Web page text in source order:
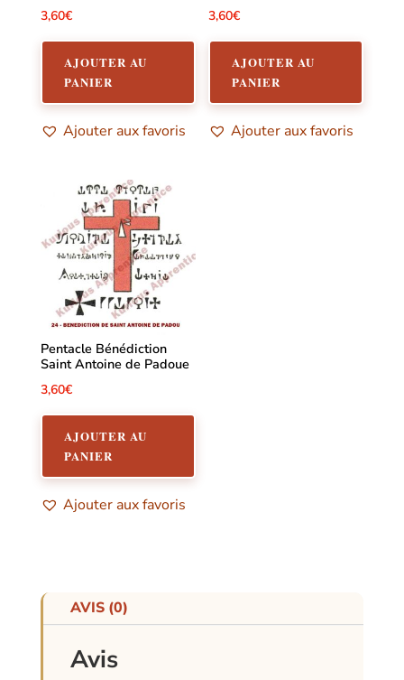
3,60€
AJOUTER AU
PANIER
Ajouter aux favoris
3,60€
AJOUTER AU
PANIER
Ajouter aux favoris
Pentacle Bénédiction
Saint Antoine de Padoue
3,60€
AJOUTER AU
PANIER
Ajouter aux favoris
AVIS (0)
Avis